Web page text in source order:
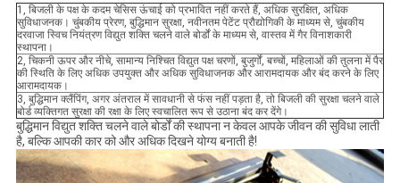
1, बिजली के पक्ष के कदम चेसिस ऊंचाई को प्रभावित नहीं करते हैं, अधिक सुरक्षित, अधिक
सुविधाजनक। चुंबकीय प्रेरण, बुद्धिमान सुरक्षा, नवीनतम पेटेंट प्रौद्योगिकी के माध्यम से, चुंबकीय
दरवाजा स्विच नियंत्रण विद्युत शक्ति चलने वाले बोर्डों के माध्यम से, वास्तव में गैर विनाशकारी
स्थापना।
2, चिकनी ऊपर और नीचे, सामान्य निश्चित विद्युत पक्ष चरणों, बुजुर्गों, बच्चों, महिलाओं की तुलना में पैर
की स्थिति के लिए अधिक उपयुक्त और अधिक सुविधाजनक और आरामदायक और बंद करने के लिए
आरामदायक।
3, बुद्धिमान क्लैंपिंग, अगर अंतराल में सावधानी से फंस नहीं पड़ता है, तो बिजली की सुरक्षा चलने वाले
बोर्ड व्यक्तिगत सुरक्षा की रक्षा के लिए स्वचालित रूप से उठाना बंद कर देंगे।
बुद्धिमान विद्युत शक्ति चलने वाले बोर्डों की स्थापना न केवल आपके जीवन की सुविधा लाती
है, बल्कि आपकी कार को और अधिक दिखने योग्य बनाती है!